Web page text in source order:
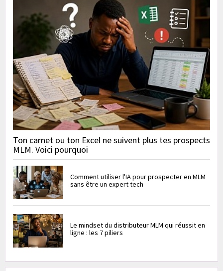
Ton carnet ou ton Excel ne suivent plus tes prospects
MLM. Voici pourquoi
Comment utiliser l'IA pour prospecter en MLM
sans être un expert tech
Le mindset du distributeur MLM qui réussit en
ligne : les 7 piliers